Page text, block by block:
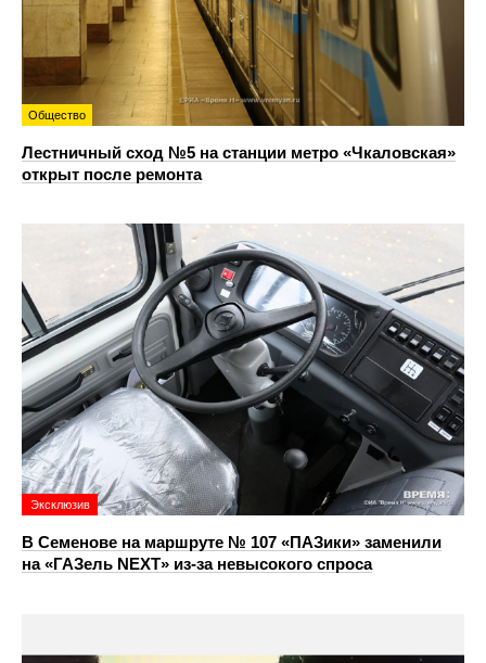
Общество
Лестничный сход №5 на станции метро «Чкаловская»
открыт после ремонта
Эксклюзив
В Семенове на маршруте № 107 «ПАЗики» заменили
на «ГАЗель NEXT» из‑за невысокого спроса